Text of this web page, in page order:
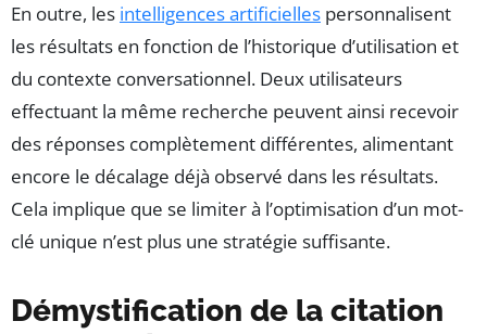
En outre, les intelligences artificielles personnalisent
les résultats en fonction de l’historique d’utilisation et
du contexte conversationnel. Deux utilisateurs
effectuant la même recherche peuvent ainsi recevoir
des réponses complètement différentes, alimentant
encore le décalage déjà observé dans les résultats.
Cela implique que se limiter à l’optimisation d’un mot-
clé unique n’est plus une stratégie suffisante.
Démystification de la citation